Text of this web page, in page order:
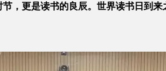
，更是读书的良辰。世界读书日到